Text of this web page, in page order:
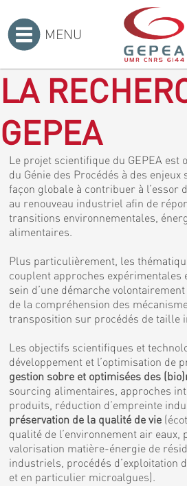
MENU
LA
GEPEA
Le projet scientifique du GEPEA est
du Génie des Procédés à des enjeux
façon globale à contribuer à l’essor
au renouveau industriel afin de
transitions environnementales,
alimentaires.
Plus particulièrement, les
couplent approches expérimentales
sein d’une démarche
de la compréhension des
transposition sur procédés de taille
Les objectifs scientifiques et
développement et l’optimisation de
gestion sobre et optimisées des
sourcing alimentaires, approches
produits, réduction d’empreinte
préservation de la qualité de vie
qualité de l’environnement air eaux,
valorisation matière-énergie de
industriels, procédés d’exploitation
et en particulier microalgues).